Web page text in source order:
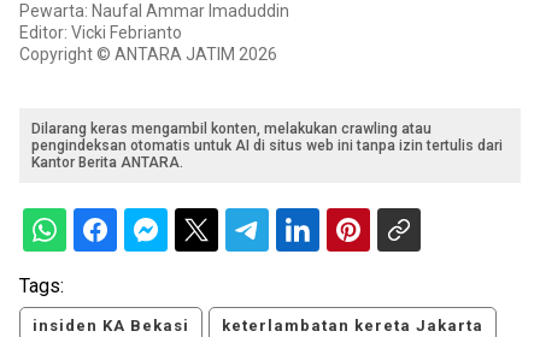
Pewarta: Naufal Ammar Imaduddin
Editor: Vicki Febrianto
Copyright © ANTARA JATIM 2026
Dilarang keras mengambil konten, melakukan crawling atau
pengindeksan otomatis untuk AI di situs web ini tanpa izin tertulis dari
Kantor Berita ANTARA.
Tags:
insiden KA Bekasi keterlambatan kereta Jakarta